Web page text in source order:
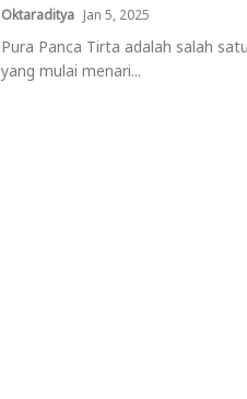
Oktaraditya Jan 5, 2025
Pura Panca Tirta adalah salah
yang mulai menari...